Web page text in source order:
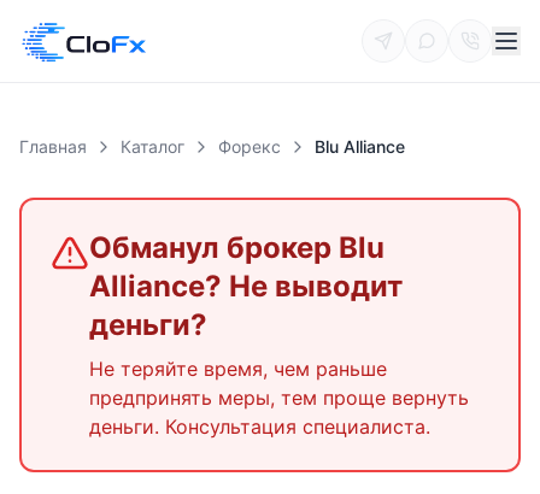
Главная Каталог Форекс Blu Alliance
Обманул брокер Blu
Alliance? Не выводит
деньги?
Не теряйте время, чем раньше
предпринять меры, тем проще вернуть
деньги. Консультация специалиста.